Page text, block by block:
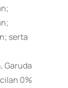
serta
Garuda
0%